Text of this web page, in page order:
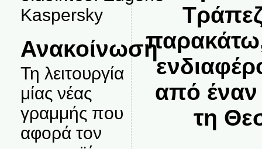
Kaspersky
Ανακοίνωση
Τη λειτουργία
μίας νέας
γραμμής που
αφορά τον
παρακάτω,
από
τη